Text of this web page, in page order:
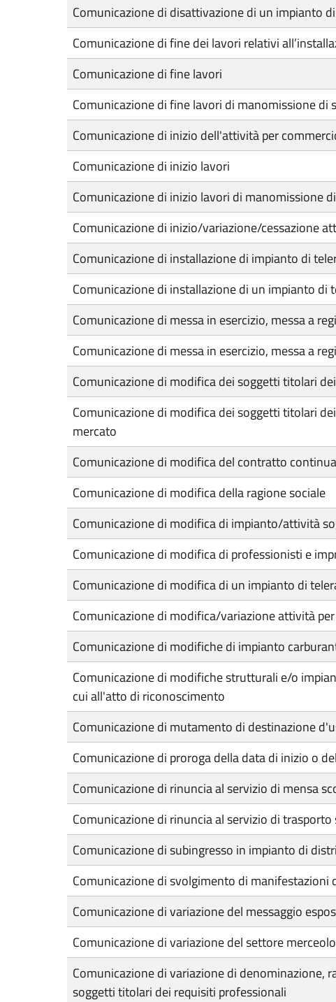
Comunicazione di disattivazione di un impianto
Comunicazione di fine dei lavori relativi
Comunicazione di fine lavori
Comunicazione di fine lavori di manomissione di
Comunicazione di inizio dell'attività per
Comunicazione di inizio lavori
Comunicazione di inizio lavori di manomissione
Comunicazione di inizio/variazione/cessazione
Comunicazione di installazione di impianto di
Comunicazione di installazione di un impianto di
Comunicazione di messa in esercizio, messa a
Comunicazione di messa in esercizio, messa a
Comunicazione di modifica dei soggetti titolari
Comunicazione di modifica dei soggetti titolari
mercato
Comunicazione di modifica del contratto
Comunicazione di modifica della ragione sociale
Comunicazione di modifica di impianto/attività
Comunicazione di modifica di professionisti e
Comunicazione di modifica di un impianto di
Comunicazione di modifica/variazione attività
Comunicazione di modifiche di impianto
Comunicazione di modifiche strutturali e/o
cui all'atto di riconoscimento
Comunicazione di mutamento di destinazione
Comunicazione di proroga della data di inizio o
Comunicazione di rinuncia al servizio di mensa
Comunicazione di rinuncia al servizio di trasporto
Comunicazione di subingresso in impianto di
Comunicazione di svolgimento di manifestazioni
Comunicazione di variazione del messaggio
Comunicazione di variazione del settore
Comunicazione di variazione di denominazione,
soggetti titolari dei requisiti professionali